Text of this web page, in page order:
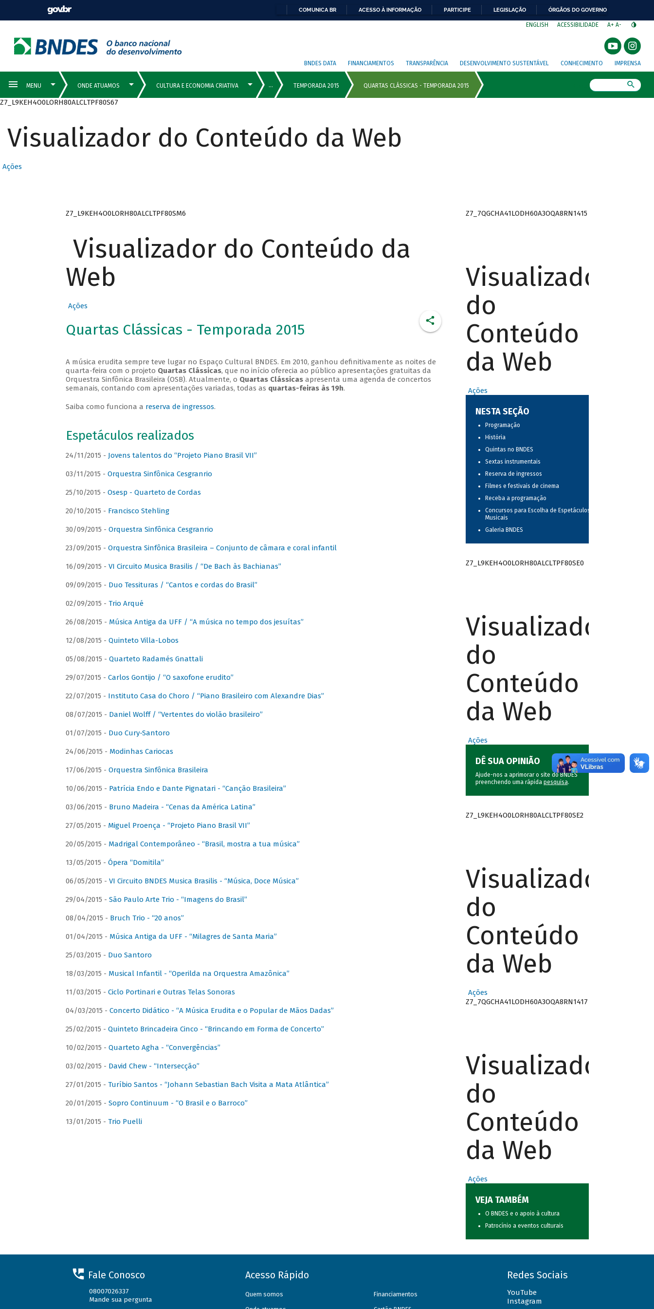
COMUNICA BR ACESSO À INFORMAÇÃO PARTICIPE LEGISLAÇÃO ÓRGÃOS DO GOVERNO
ENGLISH ACESSIBILIDADE A+ A-
BNDES DATA FINANCIAMENTOS TRANSPARÊNCIA DESENVOLVIMENTO SUSTENTÁVEL CONHECIMENTO IMPRENSA
Z7_L9KEH4O0LORH80ALCLTPF80S67
Visualizador do Conteúdo da Web
Ações
Z7_L9KEH4O0LORH80ALCLTPF80SM6
Visualizador do Conteúdo da
Web
Ações
Quartas Clássicas - Temporada 2015
A música erudita sempre teve lugar no Espaço Cultural BNDES. Em 2010, ganhou definitivamente as noites de
quarta-feira com o projeto Quartas Clássicas, que no início oferecia ao público apresentações gratuitas da
Orquestra Sinfônica Brasileira (OSB). Atualmente, o Quartas Clássicasapresenta uma agenda de concertos
semanais, contando com apresentações variadas, todas as quartas-feiras às 19h.
Saiba como funciona a reserva de ingressos.
Espetáculos realizados
24/11/2015 - Jovens talentos do “Projeto Piano Brasil VII”
03/11/2015 - Orquestra Sinfônica Cesgranrio
25/10/2015 - Osesp - Quarteto de Cordas
20/10/2015 - Francisco Stehling
30/09/2015 - Orquestra Sinfônica Cesgranrio
23/09/2015 - Orquestra Sinfônica Brasileira – Conjunto de câmara e coral infantil
16/09/2015 - VI Circuito Musica Brasilis / “De Bach às Bachianas”
09/09/2015 - Duo Tessituras / “Cantos e cordas do Brasil”
02/09/2015 - Trio Arqué
26/08/2015 - Música Antiga da UFF / “A música no tempo dos jesuítas”
12/08/2015 - Quinteto Villa-Lobos
05/08/2015 - Quarteto Radamés Gnattali
29/07/2015 - Carlos Gontijo / “O saxofone erudito”
22/07/2015 - Instituto Casa do Choro / “Piano Brasileiro com Alexandre Dias”
08/07/2015 - Daniel Wolff / “Vertentes do violão brasileiro”
01/07/2015 - Duo Cury-Santoro
24/06/2015 - Modinhas Cariocas
17/06/2015 - Orquestra Sinfônica Brasileira
10/06/2015 - Patrícia Endo e Dante Pignatari - “Canção Brasileira”
03/06/2015 - Bruno Madeira - “Cenas da América Latina”
27/05/2015 - Miguel Proença - “Projeto Piano Brasil VII”
20/05/2015 - Madrigal Contemporâneo - “Brasil, mostra a tua música”
13/05/2015 - Ópera “Domitila”
06/05/2015 - VI Circuito BNDES Musica Brasilis - “Música, Doce Música”
29/04/2015 - São Paulo Arte Trio - “Imagens do Brasil”
08/04/2015 - Bruch Trio - “20 anos”
01/04/2015 - Música Antiga da UFF - “Milagres de Santa Maria”
25/03/2015 - Duo Santoro
18/03/2015 - Musical Infantil - “Operilda na Orquestra Amazônica”
11/03/2015 - Ciclo Portinari e Outras Telas Sonoras
04/03/2015 - Concerto Didático - “A Música Erudita e o Popular de Mãos Dadas”
25/02/2015 - Quinteto Brincadeira Cinco - “Brincando em Forma de Concerto”
10/02/2015 - Quarteto Agha - “Convergências”
03/02/2015 - David Chew - “Intersecção”
27/01/2015 - Turíbio Santos - “Johann Sebastian Bach Visita a Mata Atlântica”
20/01/2015 - Sopro Continuum - “O Brasil e o Barroco”
13/01/2015 - Trio Puelli
Z7_7QGCHA41LODH60A3OQA8RN1415
Visualizador
do
Conteúdo
da Web
Ações
NESTA SEÇÃO
Programação
História
Quintas no BNDES
Sextas instrumentais
Reserva de ingressos
Filmes e festivais de cinema
Receba a programação
Concursos para Escolha de Espetáculos
Musicais
Galeria BNDES
Z7_L9KEH4O0LORH80ALCLTPF80SE0
Visualizador
do
Conteúdo
da Web
Ações
DÊ SUA OPINIÃO
Ajude-nos a aprimorar o site do BNDES
preenchendo uma rápida pesquisa.
Z7_L9KEH4O0LORH80ALCLTPF80SE2
Visualizador
do
Conteúdo
da Web
Ações
Z7_7QGCHA41LODH60A3OQA8RN1417
Visualizador
do
Conteúdo
da Web
Ações
VEJA TAMBÉM
O BNDES e o apoio à cultura
Patrocínio a eventos culturais
Fale Conosco
08007026337
Mande sua pergunta
Acesso Rápido
Quem somos Financiamentos
Redes Sociais
YouTube
Instagram